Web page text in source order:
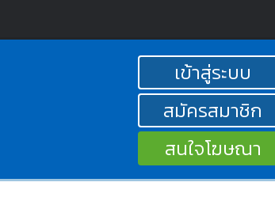
เข้าสู่ระบบ
สมัครสมาชิก
สนใจโฆษณา